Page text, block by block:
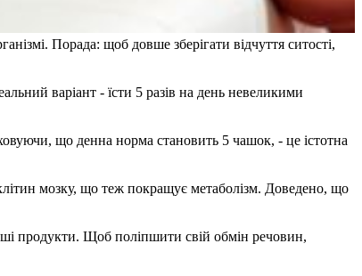
Порада: щоб довше зберігати відчуття ситості,
варіант - їсти 5 разів на день невеликими
що денна норма становить 5 чашок, - це істотна
мозку, що теж покращує метаболізм. Доведено, що
продукти. Щоб поліпшити свій обмін речовин,